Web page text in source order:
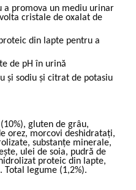
a promova un mediu urinar
cristale de oxalat de
din lapte pentru a
de pH în urină
și sodiu și citrat de potasiu
gluten de grâu,
orez, morcovi deshidrataţi,
substanţe minerale,
ulei de soia, pudră de
proteic din lapte,
legume (1,2%).